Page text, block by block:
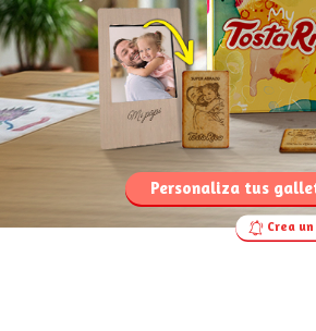
Personaliza tus
Crea